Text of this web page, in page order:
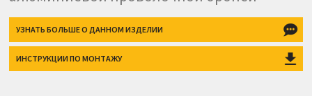
УЗНАТЬ БОЛЬШЕ О ДАННОМ ИЗДЕЛИИ
ИНСТРУКЦИИПО МОНТАЖУ